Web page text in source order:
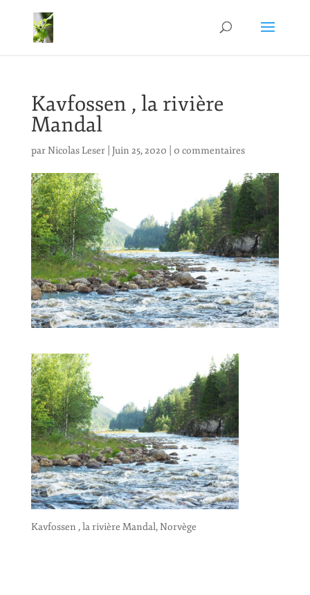
Kavfossen , la rivière
Mandal
parNicolas Leser| Juin 25, 2020 0 commentaires
Kavfossen , la rivière Mandal, Norvège